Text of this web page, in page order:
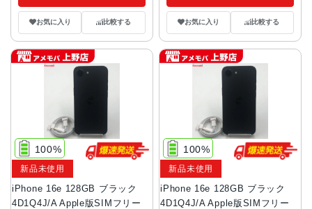
お気に入り 比較する お気に入り 比較する
iPhone 16e 128GB ブラック
4D1Q4J/A Apple版SIMフリー
100%
新品未使用
iPhone 16e 128GB ブラック
4D1Q4J/A Apple版SIMフリー
100%
新品未使用